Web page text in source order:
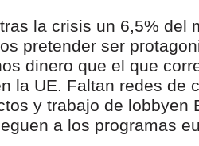
la crisis un 6,5% del
pretender ser
dinero que el que
la UE. Faltan redes de
y trabajo de lobbyen
a los programas